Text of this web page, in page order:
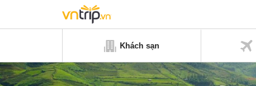
Khách sạn